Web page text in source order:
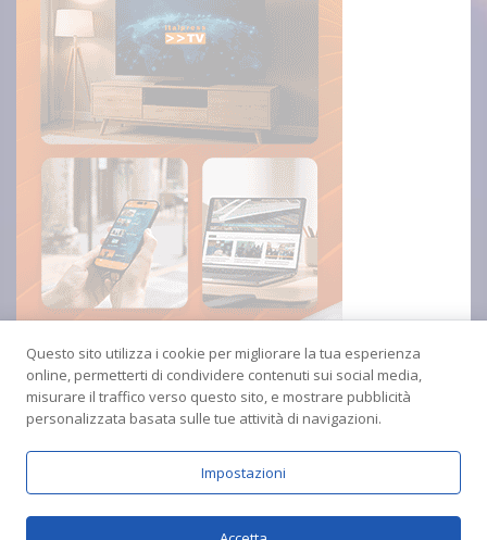
Questo sito utilizza i cookie per migliorare la tua esperienza
online, permetterti di condividere contenuti sui social media,
misurare il traffico verso questo sito, e mostrare pubblicità
personalizzata basata sulle tue attività di navigazioni.
Impostazioni